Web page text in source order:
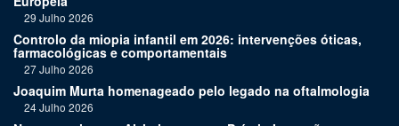
29 Julho 2026
Controlo da miopia infantil em 2026: intervenções óticas,
farmacológicas e comportamentais
27 Julho 2026
Joaquim Murta homenageado pelo legado na oftalmologia
24 Julho 2026